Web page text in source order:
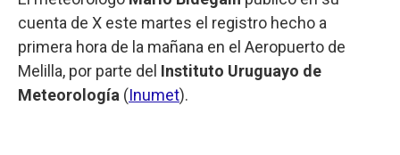
cuenta de X este martes el registro hecho a
primera hora de la mañana en el Aeropuerto de
Melilla, por parte del Instituto Uruguayo de
Meteorología (Inumet).